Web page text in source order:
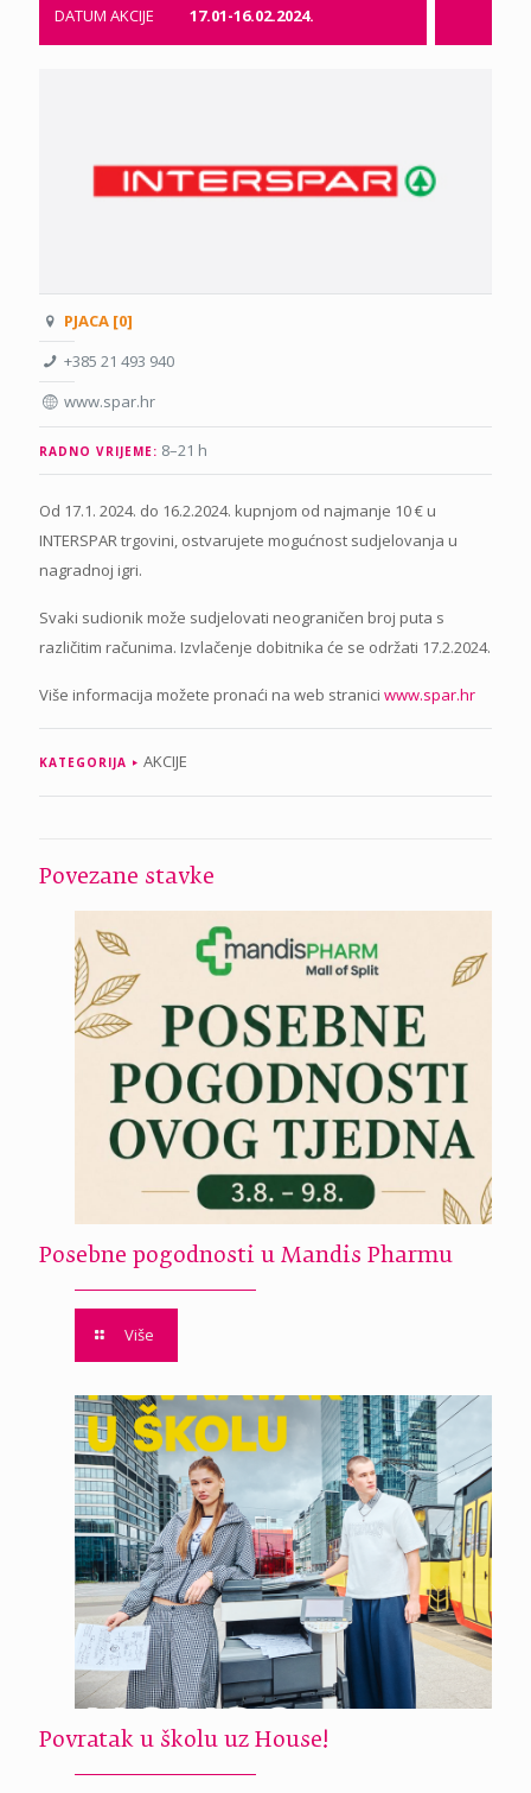
DATUM AKCIJE 17.01-16.02.2024.
PJACA [0]
+385 21 493 940
www.spar.hr
RADNO VRIJEME: 8–21 h
Od 17.1. 2024. do 16.2.2024. kupnjom od najmanje 10 € u
INTERSPAR trgovini, ostvarujete mogućnost sudjelovanja u
nagradnoj igri.
Svaki sudionik može sudjelovati neograničen broj puta s
različitim računima. Izvlačenje dobitnika će se održati 17.2.2024.
Više informacija možete pronaći na web stranici www.spar.hr
KATEGORIJA AKCIJE
Povezane stavke
Posebne pogodnosti u Mandis Pharmu
Više
Povratak u školu uz House!